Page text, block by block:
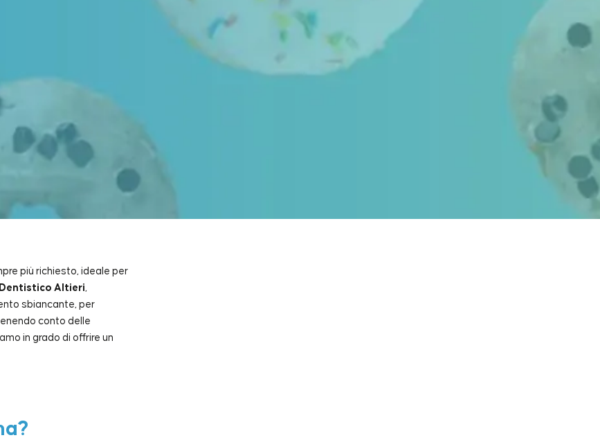
più richiesto, ideale per
Altieri,
sbiancante, per
conto delle
in grado di offrire un